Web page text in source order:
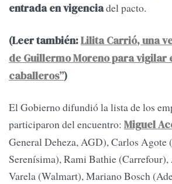
entrada en vigenciadel pacto.
(Leer también:Lilita Carrió, una
de Guillermo Moreno para vigilar
caballeros”)
El Gobierno difundió la lista de los
participaron del encuentro: Miguel
General Deheza, AGD), Carlos Agote
Serenísima), Rami Bathie
Varela (Walmart), Mariano Bosch